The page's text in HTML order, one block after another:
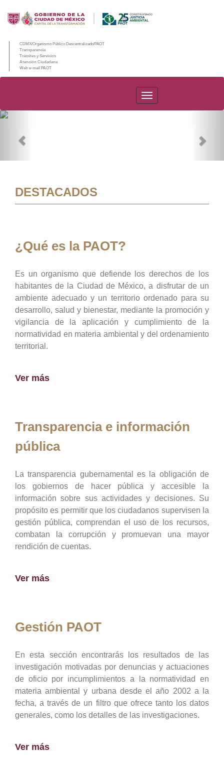
CDMX/Organismo Público Descentralizado/PAOT
Transparencia
Trámites y Servicios
Atención Ciudadana
Web e-mail PAOT
PAOT
DESTACADOS
¿Qué es la PAOT?
Es un organismo que defiende los derechos de los
habitantes de la Ciudad de México, a disfrutar de un
ambiente adecuado y un territorio ordenado para su
desarrollo, salud y bienestar, mediante la promoción y
vigilancia de la aplicación y cumplimiento de la
normatividad en materia ambiental y del ordenamiento
territorial.
Ver más
Transparencia e información
pública
La transparencia gubernamental es la obligación de
los gobiernos de hacer pública y accesible la
información sobre sus actividades y decisiones. Su
propósito es permitir que los ciudadanos supervisen la
gestión pública, comprendan el uso de los recursos,
combatan la corrupción y promuevan una mayor
rendición de cuentas.
Ver más
Gestión PAOT
En esta sección encontrarás los resultados de las
investigación motivadas por denuncias y actuaciones
de oficio por incumplimientos a la normatividad en
materia ambiental y urbana desde el año 2002 a la
fecha, a través de un filtro que ofrece tanto los datos
generales, como los detalles de las investigaciones.
Ver más